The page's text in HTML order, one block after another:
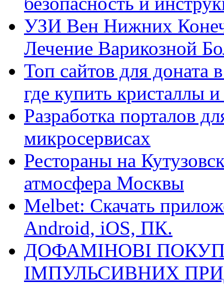
УЗИ Вен Нижних
Лечение Варикозной
Топ сайтов для
где купить кристаллы
Разработка порталов
микросервисах
Рестораны на
атмосфера Москвы
Melbet: Скачать
Android, iOS, ПК.
ДОФАМІНОВІ
ІМПУЛЬСИВНИХ